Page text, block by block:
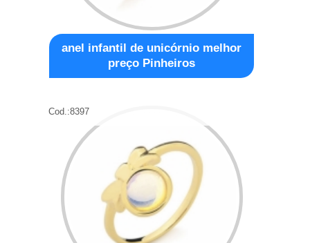
anel infantil de unicórnio melhor
preço Pinheiros
Cod.:8397